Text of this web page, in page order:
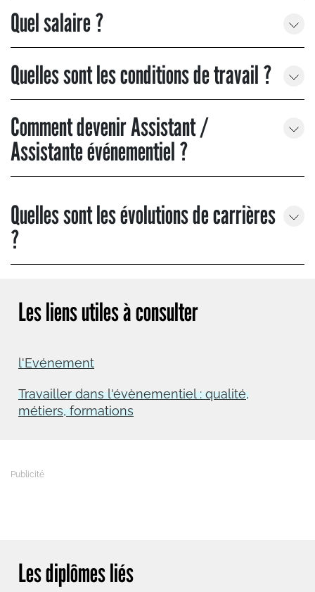
Quel salaire ?
Quelles sont les conditions de travail ?
Comment devenir Assistant /
Assistante événementiel ?
Quelles sont les évolutions de carrières
?
Les liens utiles à consulter
l'Evénement
Travailler dans l'évènementiel : qualité,
métiers, formations
Les diplômes liés